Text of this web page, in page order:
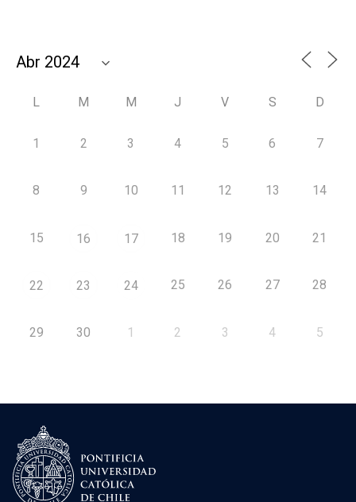
L M M J V S D
1 2 3 4 5 6 7
8 9 10 11 12 13 14
15 16 17 18 19 20 21
22 23 24 25 26 27 28
29 30 1 2 3 4 5